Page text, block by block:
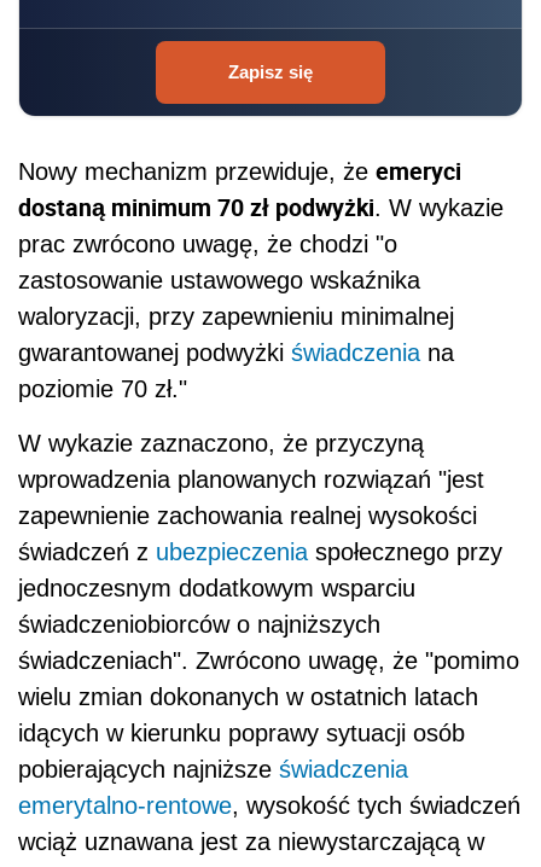
Zapisz się
Nowy mechanizm przewiduje, że emeryci
dostaną minimum 70 zł podwyżki. W wykazie
prac zwrócono uwagę, że chodzi "o
zastosowanie ustawowego wskaźnika
waloryzacji, przy zapewnieniu minimalnej
gwarantowanej podwyżki świadczenia na
poziomie 70 zł."
W wykazie zaznaczono, że przyczyną
wprowadzenia planowanych rozwiązań "jest
zapewnienie zachowania realnej wysokości
świadczeń z ubezpieczenia społecznego przy
jednoczesnym dodatkowym wsparciu
świadczeniobiorców o najniższych
świadczeniach". Zwrócono uwagę, że "pomimo
wielu zmian dokonanych w ostatnich latach
idących w kierunku poprawy sytuacji osób
pobierających najniższe świadczenia
emerytalno-rentowe, wysokość tych świadczeń
wciąż uznawana jest za niewystarczającą w